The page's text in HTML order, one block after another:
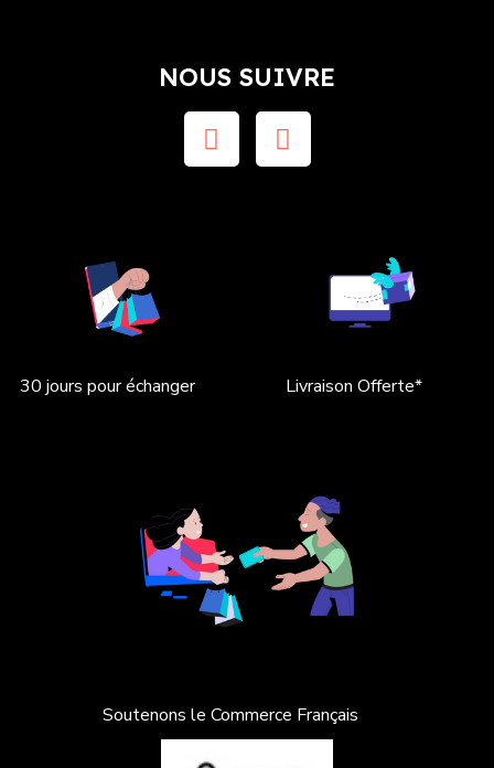
NOUS SUIVRE
30 jours pour échanger Livraison Offerte*
Soutenons le Commerce Français